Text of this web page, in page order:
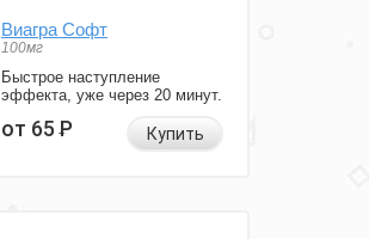
Виагра Софт
100мг
Быстрое наступление
эффекта, уже через 20 минут.
от 65Р Купить